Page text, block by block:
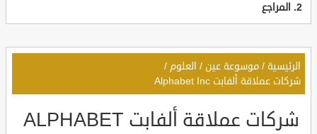
المراجع
الرئيسية / موسوعة عين / العلوم /
شركات عملاقة ألفابت Alphabet Inc
شركات عملاقة ألفابت ALPHABET